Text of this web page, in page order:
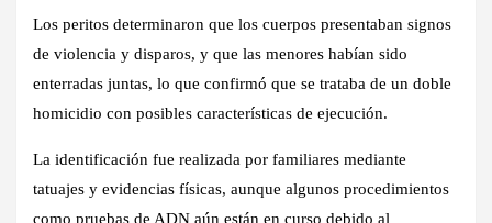
Los peritos determinaron que los cuerpos presentaban signos
de violencia y disparos, y que las menores habían sido
enterradas juntas, lo que confirmó que se trataba de un doble
homicidio con posibles características de ejecución.
La identificación fue realizada por familiares mediante
tatuajes y evidencias físicas, aunque algunos procedimientos
como pruebas de ADN aún están en curso debido al